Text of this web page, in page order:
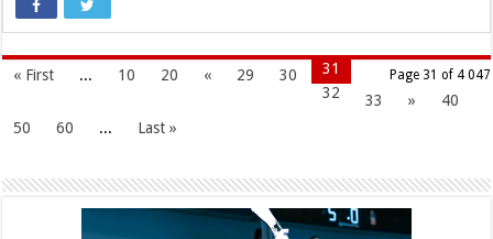
Page 31 of 4 047
« First ... 10 20 « 29 30
31
32
33 »
40
50
60 ... Last »